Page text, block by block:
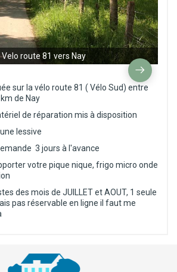
Velo route 81 vers Nay
sur la vélo route 81 ( Vélo Sud) entre
de Nay
de réparation mis à disposition
lessive
3 jours à l'avance
votre pique nique, frigo micro onde
des mois de JUILLET et AOUT, 1 seule
pas réservable en ligne il faut me